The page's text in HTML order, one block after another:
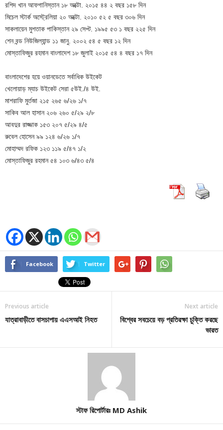
রশিদ খান আফগানিস্তান ১৮ অক্টো. ২০১৫ ৪৪ ২ বছর ১৫৮ দিন
মিচেল স্টার্ক অস্ট্রেলিয়া ২০ অক্টো. ২০১০ ৫২ ৫ বছর ৩০৬ দিন
সাকলায়েন মুশতাক পাকিস্তান ২৯ সেপ্ট. ১৯৯৫ ৫৩ ১ বছর ২২৫ দিন
শেন বন্ড নিউজিল্যান্ড ১১ জানু. ২০০২ ৫৪ ৫ বছর ১২ দিন
মোস্তাফিজুর রহমান বাংলাদেশ ১৮ জুলাই ২০১৫ ৫৪ ৪ বছর ১৭ দিন
বাংলাদেশের হয়ে ওয়ানডেতে সর্বাধিক উইকেট
খেলোয়াড় ম্যাচ উইকেট সেরা ৫উই./৪ উই.
মাশরাফি মুর্তজা ২১৫ ২৬৫ ৬/২৬ ১/৭
সাকিব আল হাসান ২০৬ ২৬০ ৫/২৯ ২/৮
আবদুর রাজ্জাক ১৫৩ ২০৭ ৫/২৯ ৪/৫
রুবেল হোসেন ৯৯ ১২৪ ৬/২৬ ১/৭
মোহাম্মদ রফিক ১২৩ ১১৯ ৫/৪৭ ১/২
মোস্তাফিজুর রহমান ৫৪ ১০৩ ৬/৪৩ ৫/৪
Facebook Twitter
Previous article
যাত্রাবাড়ীতে বাসচাপায় এএসআই নিহত
Next article
বিশ্বের সবচেয়ে বড় প্রতিরক্ষা চুক্তি করছে
ভারত
স্টাফ রিপোর্টারঃ MD Ashik